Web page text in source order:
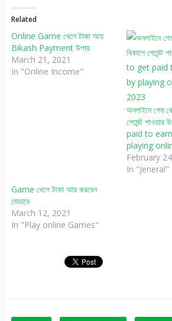
Related
Online Game খেলে টাকা আয়
Bikash Payment উপায়
March 21, 2021
In "Online Income"
অনলাইনে গেম
পেমেন্ট
paid to
playing
February
In "Jeneral"
Game খেলে টাকা আয় করবেন
যেভাবে
March 12, 2021
In "Play online Games"